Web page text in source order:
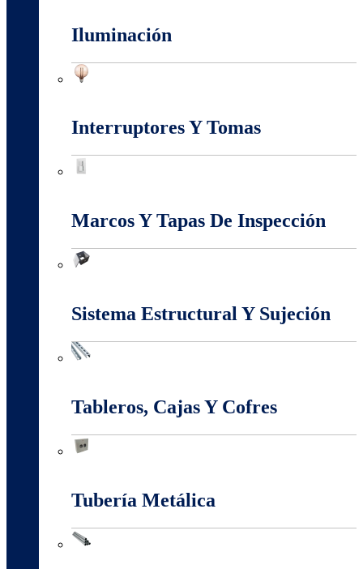
Iluminación
Interruptores Y Tomas
Marcos Y Tapas De Inspección
Sistema Estructural Y Sujeción
Tableros, Cajas Y Cofres
Tubería Metálica